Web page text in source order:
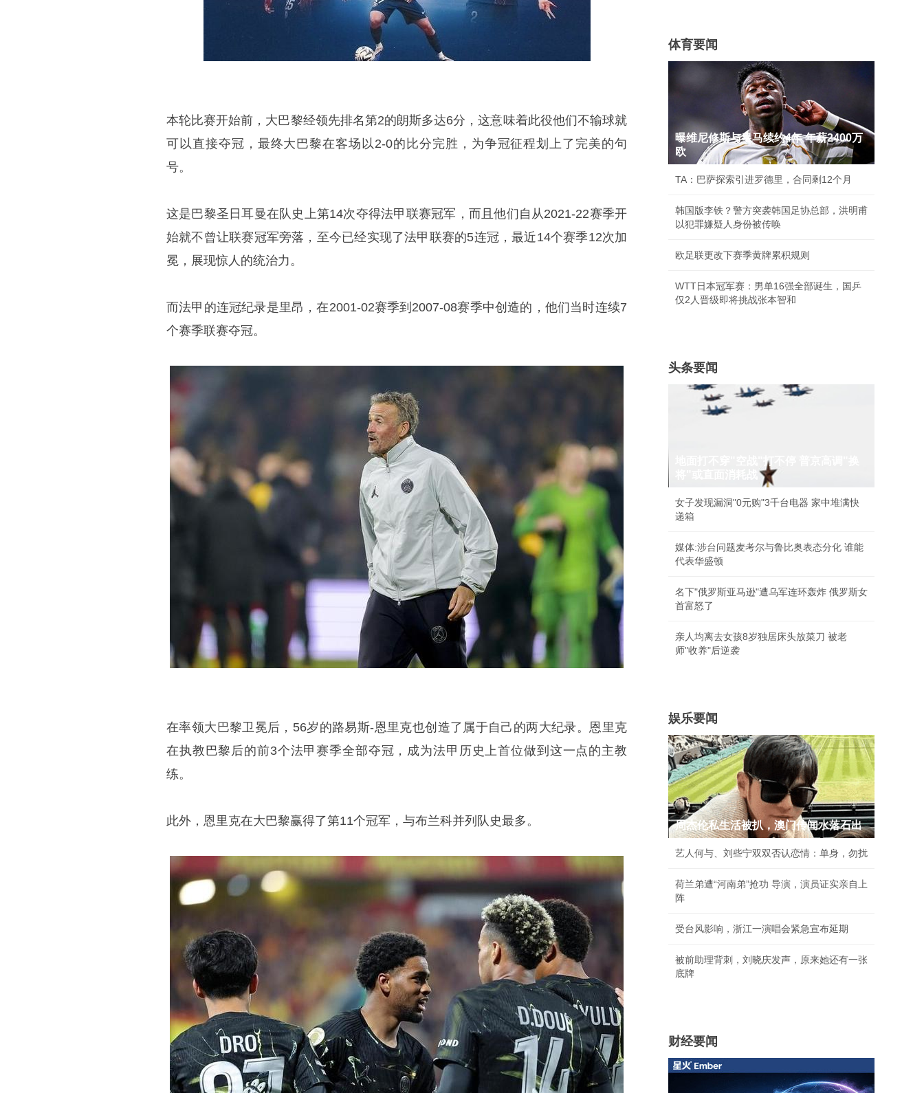
本轮比赛开始前，大巴黎经领先排名第2的朗斯多达6分，这意味着此役他们不输球就
可以直接夺冠，最终大巴黎在客场以2-0的比分完胜，为争冠征程划上了完美的句
号。
这是巴黎圣日耳曼在队史上第14次夺得法甲联赛冠军，而且他们自从2021-22赛季开
始就不曾让联赛冠军旁落，至今已经实现了法甲联赛的5连冠，最近14个赛季12次加
冕，展现惊人的统治力。
而法甲的连冠纪录是里昂，在2001-02赛季到2007-08赛季中创造的，他们当时连续7
个赛季联赛夺冠。
在率领大巴黎卫冕后，56岁的路易斯-恩里克也创造了属于自己的两大纪录。恩里克
在执教巴黎后的前3个法甲赛季全部夺冠，成为法甲历史上首位做到这一点的主教
练。
此外，恩里克在大巴黎赢得了第11个冠军，与布兰科并列队史最多。
体育要闻
曝维尼修斯与皇马续约4年 年薪2400万
欧
TA：巴萨探索引进罗德里，合同剩12个月
韩国版李铁？警方突袭韩国足协总部，洪明甫
以犯罪嫌疑人身份被传唤
欧足联更改下赛季黄牌累积规则
WTT日本冠军赛：男单16强全部诞生，国乒
仅2人晋级即将挑战张本智和
头条要闻
地面打不穿"空战"打不停 普京高调"换
女子发现漏洞"0元购"3千台电器 家中堆满快
递箱
媒体:涉台问题麦考尔与鲁比奥表态分化 谁能
代表华盛顿
名下"俄罗斯亚马逊"遭乌军连环轰炸 俄罗斯女
首富怒了
亲人均离去女孩8岁独居床头放菜刀 被老
师"收养"后逆袭
娱乐要闻
周杰伦私生活被扒，澳门传闻水落石出
艺人何与、刘些宁双双否认恋情：单身，勿扰
荷兰弟遭“河南弟”抢功 导演，演员证实亲自上
阵
受台风影响，浙江一演唱会紧急宣布延期
被前助理背刺，刘晓庆发声，原来她还有一张
底牌
财经要闻